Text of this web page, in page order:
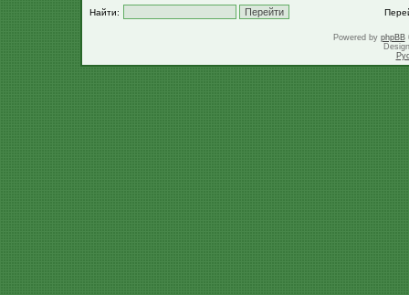
Найти:
Powered by phpBB